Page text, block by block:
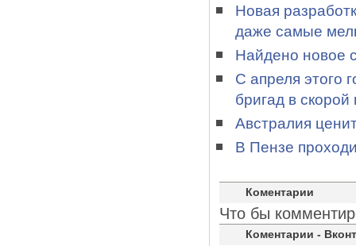
Новая
даже самые
Найдено новое
С апреля этого
бригад в
Австралия
В Пензе
Коментарии
Что бы
Коментарии -